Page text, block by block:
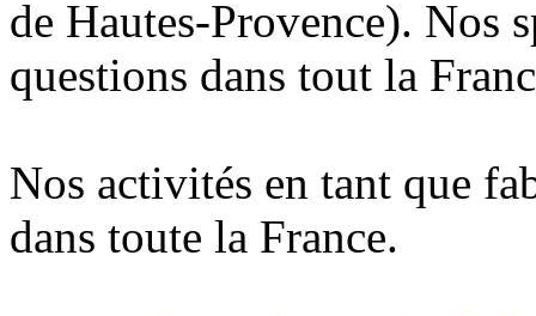
de Hautes-Provence). Nos
questions dans tout la
Nos activités en tant que
dans toute la France.